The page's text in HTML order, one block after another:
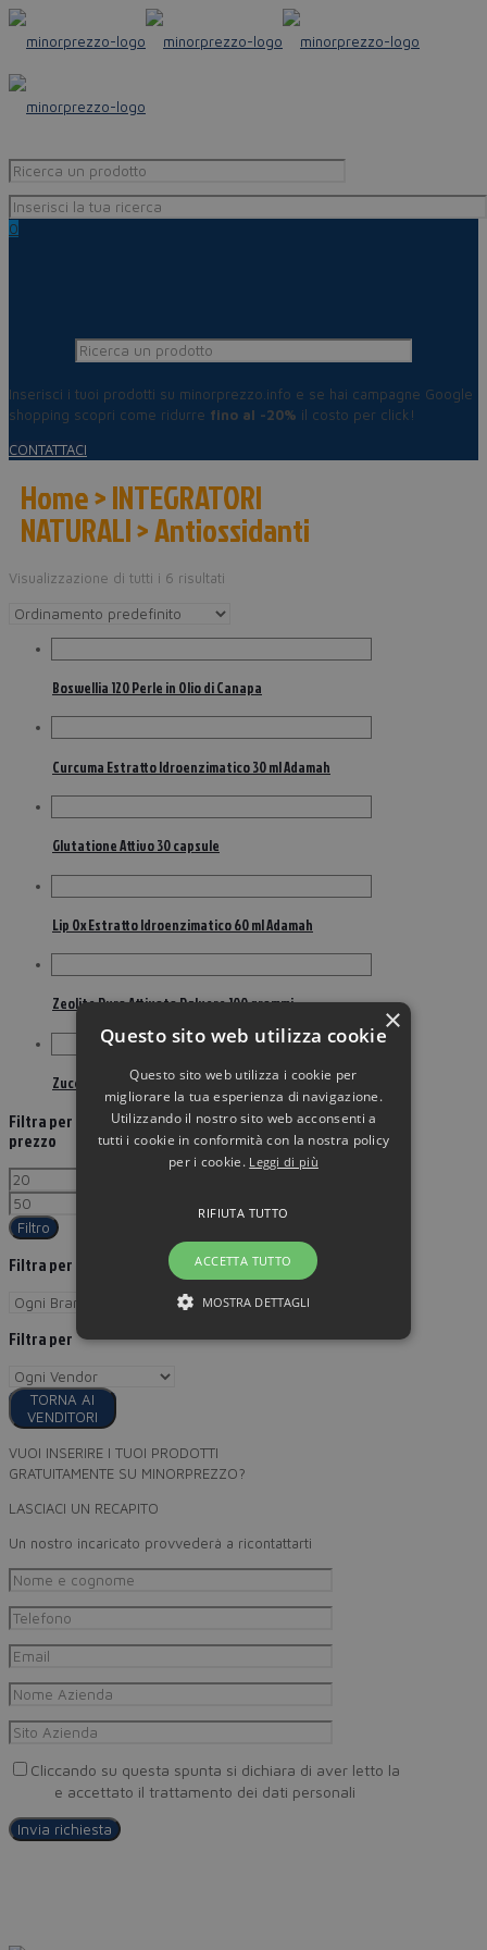
0
Inserisci i tuoi prodotti su minorprezzo.info e se hai campagne Google
shopping scopri come ridurre fino al -20% il costo per click!
CONTATTACI
Home > INTEGRATORI
NATURALI > Antiossidanti
Visualizzazione di tutti i 6 risultati
Boswellia 120 Perle in Olio di Canapa
Curcuma Estratto Idroenzimatico 30 ml Adamah
Glutatione Attivo 30 capsule
Lip Ox Estratto Idroenzimatico 60 ml Adamah
Zeolite Pura Attivata Polvere 100 grammi
Zuccari Papaya Pura 30 bustine
Filtra per
prezzo
Filtro
Filtra per Brand
Filtra per
TORNA AI
VENDITORI
VUOI INSERIRE I TUOI PRODOTTI
GRATUITAMENTE SU MINORPREZZO?
LASCIACI UN RECAPITO
Un nostro incaricato provvederà a ricontattarti
Cliccando su questa spunta si dichiara di aver letto la
e accettato il trattamento dei dati personali
×
Questo sito web utilizza cookie
Questo sito web utilizza i cookie per
migliorare la tua esperienza di navigazione.
Utilizzando il nostro sito web acconsenti a
tutti i cookie in conformità con la nostra policy
per i cookie. Leggi di più
ACCETTA TUTTO
RIFIUTA TUTTO
MOSTRA DETTAGLI